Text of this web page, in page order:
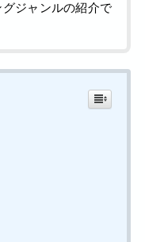
ジャンルの紹介で